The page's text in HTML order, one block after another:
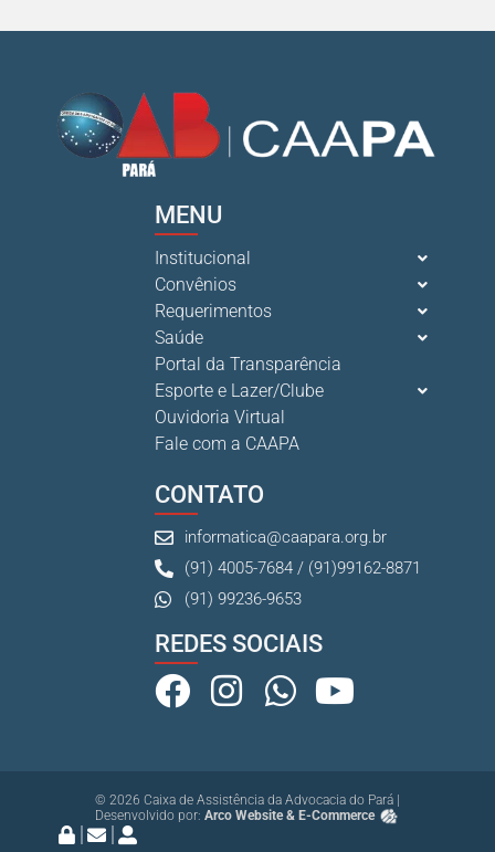
MENU
Institucional
Convênios
Requerimentos
Saúde
Portal da Transparência
Esporte e Lazer/Clube
Ouvidoria Virtual
Fale com a CAAPA
CONTATO
informatica@caapara.org.br
(91) 4005-7684 / (91)99162-8871
(91) 99236-9653
REDES SOCIAIS
© 2026 Caixa de Assistência da Advocacia do Pará |
Desenvolvido por: Arco Website & E-Commerce